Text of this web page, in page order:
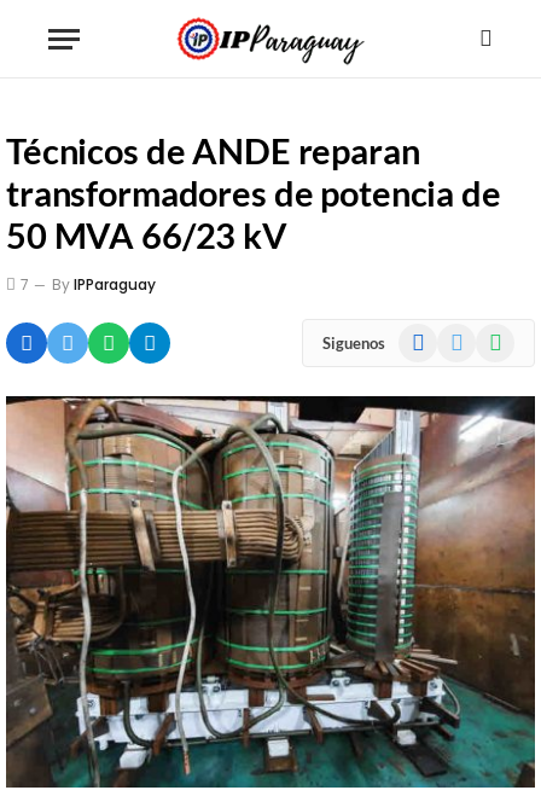
Técnicos de ANDE reparan
transformadores de potencia de
50 MVA 66/23 kV
7 ByIPParaguay
Siguenos Facebook